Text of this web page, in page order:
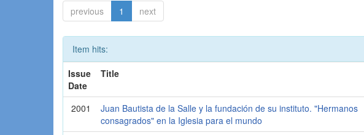
previous 1 next
Item hits:
Issue
Date
Title
2001
Juan Bautista de la Salle y la fundación de su instituto. "Hermanos
consagrados" en la Iglesia para el mundo